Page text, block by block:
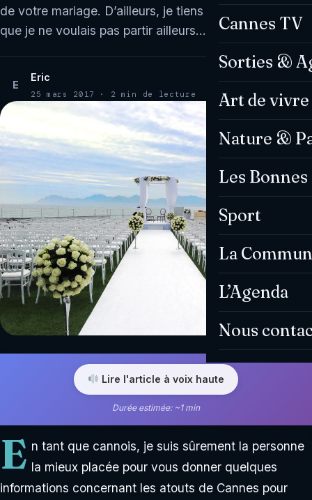
Cannes TV
Sorties &
Art de vivre
Nature &
Les
Sport
La
L’Agenda
Nous
de votre mariage. D’ailleurs, je tiens à vous souligner
que je ne voulais pas partir ailleurs…
E
Eric
25 mars 2017 · 2 min de lecture
Lire l'article à voix haute
Durée estimée: ~1 min
E n tant que cannois, je suis sûrement la personne
la mieux placée pour vous donner quelques
informations concernant les atouts de Cannes pour